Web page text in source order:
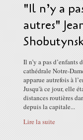
"Il n’y a
autres"
Il n’y a pas d’enfants
cathédrale Notre-
apparue autrefois à
Jusqu'à ce jour, elle
distances routières
depuis la capitale...
Lire la suite